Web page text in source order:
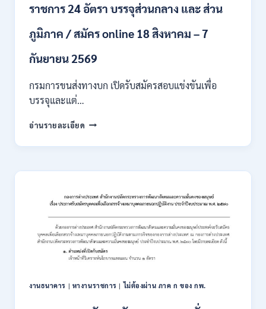
ป.ตรี
สาขา
เงิน
/
ผ่าน
กพ.
สมัคร
ONLINE
–
31
สิงหาคม
ราชการ 24 อัตรา บรรจุส่วนกลาง และ ส่วน
ภูมิภาค / สมัคร online 18 สิงหาคม – 7
กันยายน 2569
กรมการขนส่งทางบก เปิดรับสมัครสอบแข่งขันเพื่อ
บรรจุและแต่…
อ่านรายละเอียด กรม
ขนส่ง
บก
รับ
สมัคร
สอบ
แข่งขัน
เพื่อ
บรรจุ
ตั้ง
งานธนาคาร | หางานราชการ |ไม่ต้องผ่าน ภาค ก ของ กพ.